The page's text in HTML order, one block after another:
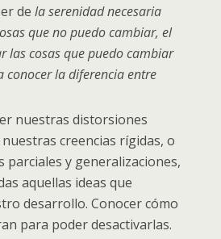
dela serenidad necesaria
que no puedo cambiar, el
las cosas que puedo cambiar
conocer la diferencia entre
nuestras distorsiones
creencias rígidas, o
parciales y generalizaciones,
aquellas ideas que
desarrollo. Conocer cómo
para poder desactivarlas.